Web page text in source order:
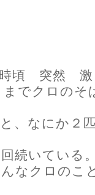
頃 突然 激
でクロのそ
、なにか２
続いている
なクロのこ